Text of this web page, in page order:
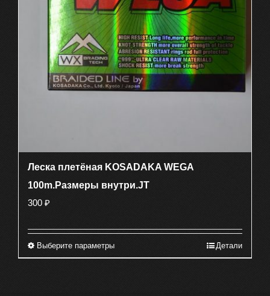
Леска плетёная KOSADAKA WEGA
100m.Размеры внутри.JT
300 ₽
Выберите параметрыЭтот
Детали